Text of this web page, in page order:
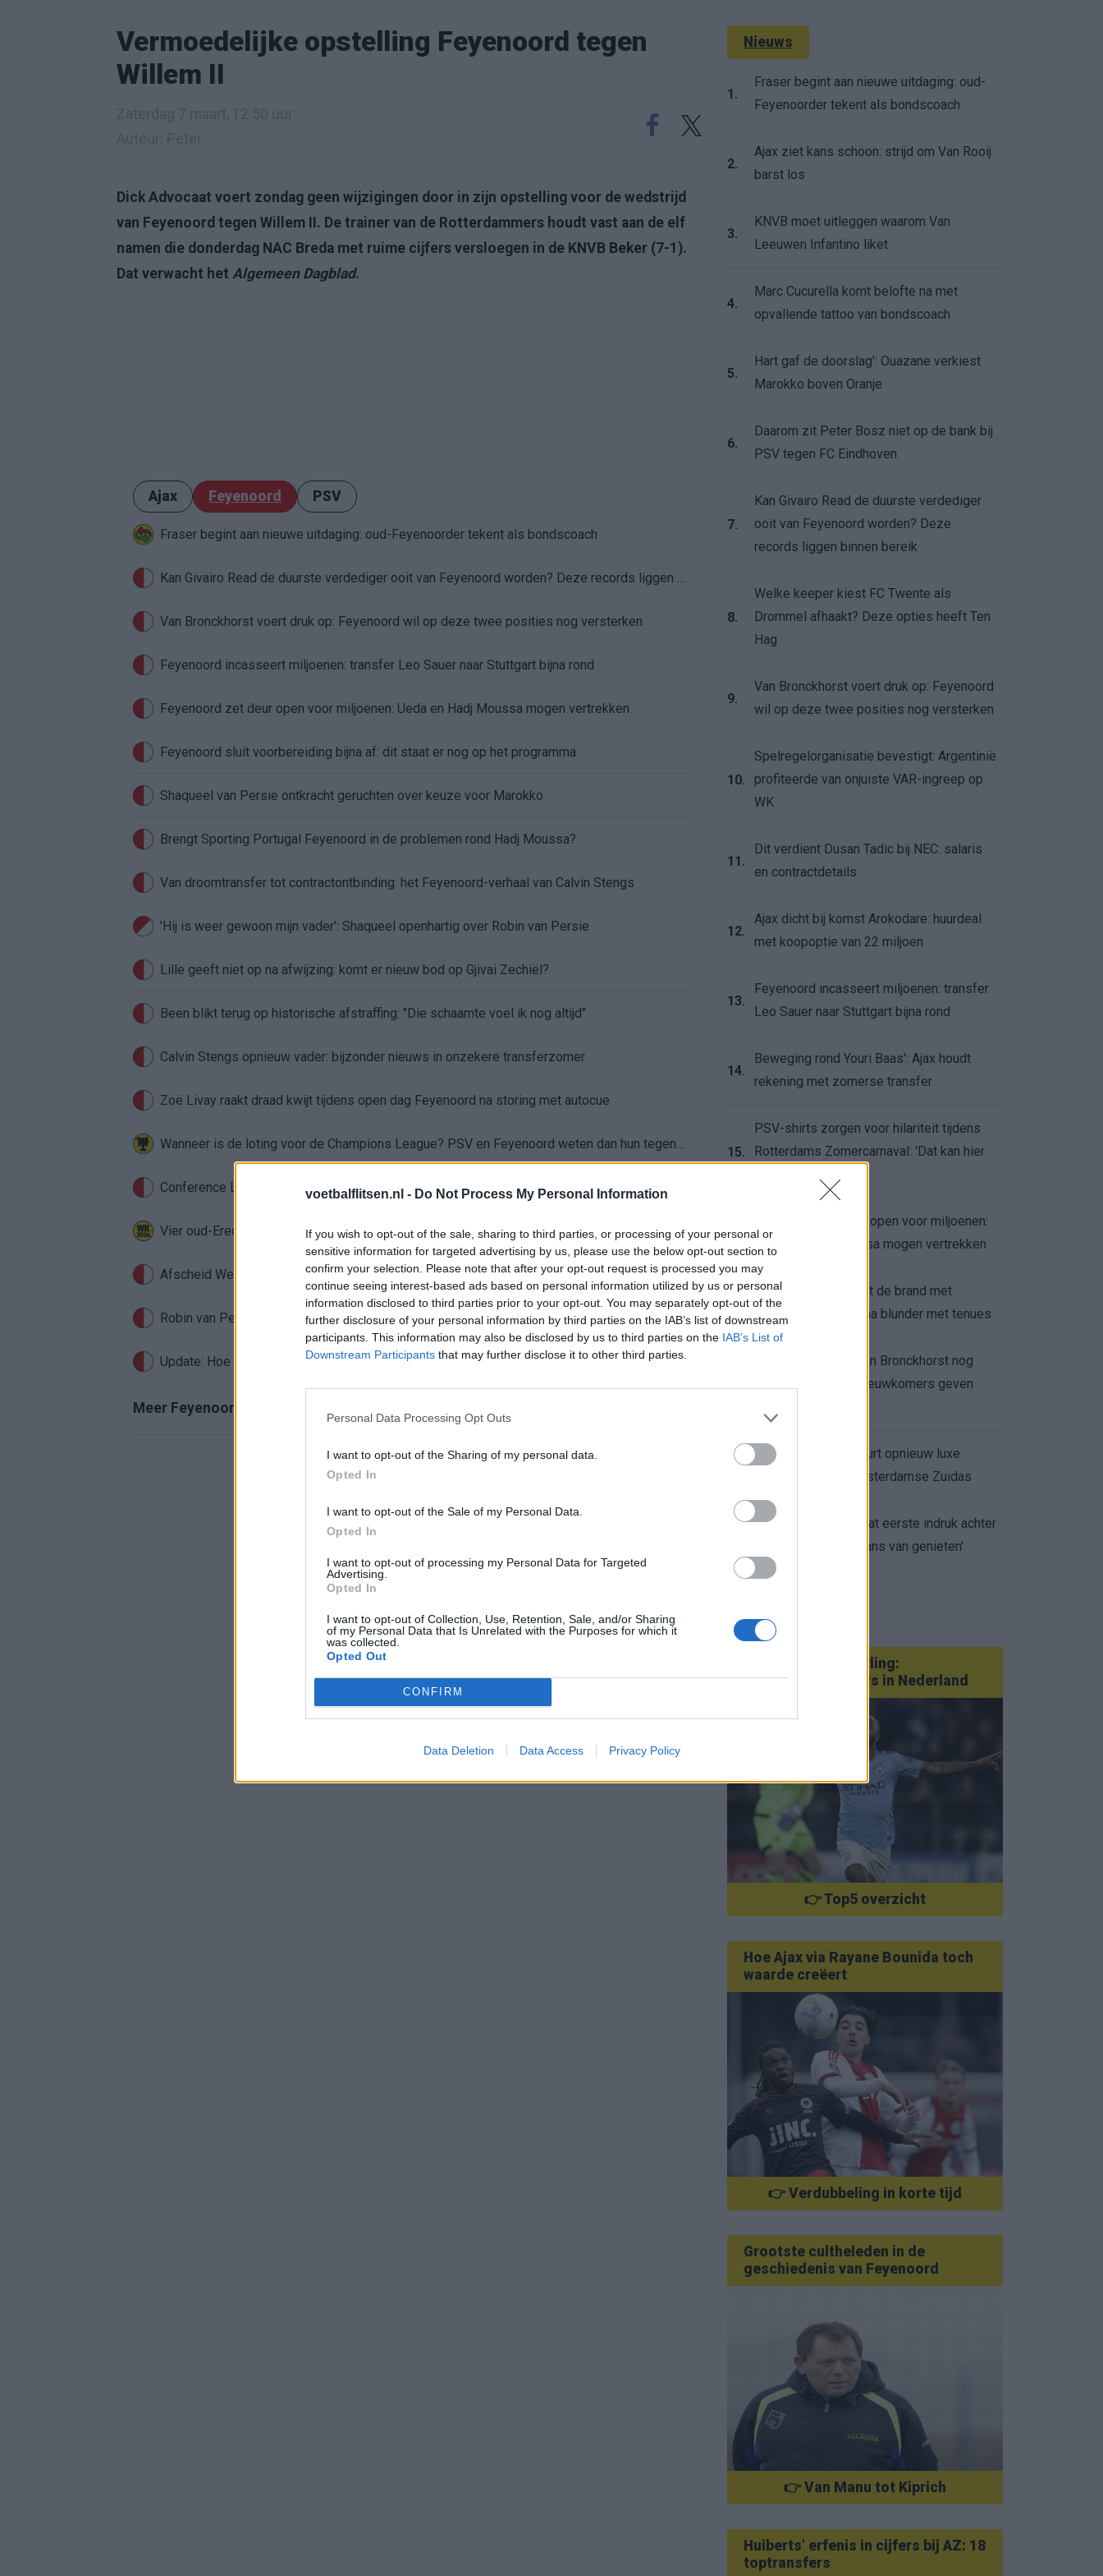
voetbalflitsen.nl - Do Not Process My Personal Information
If you wish to opt-out of the sale, sharing to third parties, or processing of your personal or
sensitive information for targeted advertising by us, please use the below opt-out section to
confirm your selection. Please note that after your opt-out request is processed you may
continue seeing interest-based ads based on personal information utilized by us or personal
information disclosed to third parties prior to your opt-out. You may separately opt-out of the
further disclosure of your personal information by third parties on the IAB’s list of downstream
participants. This information may also be disclosed by us to third parties on the IAB’s List of
Downstream Participants that may further disclose it to other third parties.
Personal Data Processing Opt Outs
I want to opt-out of the Sharing of my personal data.
Opted In
I want to opt-out of the Sale of my Personal Data.
Opted In
I want to opt-out of processing my Personal Data for Targeted
Advertising.
Opted In
I want to opt-out of Collection, Use, Retention, Sale, and/or Sharing
of my Personal Data that Is Unrelated with the Purposes for which it
was collected.
Opted Out
CONFIRM
Data Deletion Data Access Privacy Policy
Vermoedelijke opstelling Feyenoord tegen
Willem II
Dick Advocaat voert zondag geen wijzigingen door in zijn opstelling voor de wedstrijd
van Feyenoord tegen Willem II. De trainer van de Rotterdammers houdt vast aan de elf
namen die donderdag NAC Breda met ruime cijfers versloegen in de KNVB Beker (7-1).
Dat verwacht het Algemeen Dagblad.
Ajax Feyenoord PSV
Fraser begint aan nieuwe uitdaging: oud-Feyenoorder tekent als bondscoach
Van Bronckhorst voert druk op: Feyenoord wil op deze twee posities nog versterken
Feyenoord incasseert miljoenen: transfer Leo Sauer naar Stuttgart bijna rond
Feyenoord zet deur open voor miljoenen: Ueda en Hadj Moussa mogen vertrekken
Feyenoord sluit voorbereiding bijna af: dit staat er nog op het programma
Shaqueel van Persie ontkracht geruchten over keuze voor Marokko
Brengt Sporting Portugal Feyenoord in de problemen rond Hadj Moussa?
Van droomtransfer tot contractontbinding: het Feyenoord-verhaal van Calvin Stengs
'Hij is weer gewoon mijn vader': Shaqueel openhartig over Robin van Persie
Lille geeft niet op na afwijzing: komt er nieuw bod op Gjivai Zechiël?
Been blikt terug op historische afstraffing: "Die schaamte voel ik nog altijd"
Calvin Stengs opnieuw vader: bijzonder nieuws in onzekere transferzomer
Zoë Livay raakt draad kwijt tijdens open dag Feyenoord na storing met autocue
Conference League-ophef: Hamrun uitgeschakeld na omstreden strafschop zonder VAR
Vier oud-Eredivisionisten kunnen wereldkampioen worden
Afscheid Wellenreuther roept iconisch Ajax-moment weer in herinnering
Robin van Persie zwijgt al veertig dagen: waarom blijft het zo stil?
Update: Hoe gaat het nu met Royston Drenthe
Meer Feyenoord-nieuws
Nieuws
1.
Fraser begint aan nieuwe uitdaging: oud-
Feyenoorder tekent als bondscoach
2.
Ajax ziet kans schoon: strijd om Van Rooij
barst los
3.
KNVB moet uitleggen waarom Van
Leeuwen Infantino liket
4.
Marc Cucurella komt belofte na met
opvallende tattoo van bondscoach
5.
Hart gaf de doorslag': Ouazane verkiest
Marokko boven Oranje
6.
Daarom zit Peter Bosz niet op de bank bij
PSV tegen FC Eindhoven
7.
Kan Givairo Read de duurste verdediger
ooit van Feyenoord worden? Deze
records liggen binnen bereik
8.
Welke keeper kiest FC Twente als
Drommel afhaakt? Deze opties heeft Ten
Hag
9.
Van Bronckhorst voert druk op: Feyenoord
wil op deze twee posities nog versterken
10.
Spelregelorganisatie bevestigt: Argentinië
profiteerde van onjuiste VAR-ingreep op
WK
11.
Dit verdient Dusan Tadic bij NEC: salaris
en contractdetails
12.
Ajax dicht bij komst Arokodare: huurdeal
met koopoptie van 22 miljoen
13.
Feyenoord incasseert miljoenen: transfer
Leo Sauer naar Stuttgart bijna rond
14.
Beweging rond Youri Baas': Ajax houdt
rekening met zomerse transfer
15.
PSV-shirts zorgen voor hilariteit tijdens
Rotterdams Zomercarnaval: 'Dat kan hier
16.
Feyenoord zet deur open voor miljoenen:
Ueda en Hadj Moussa mogen vertrekken
17.
Ajax helpt Burnley uit de brand met
afgeknipte sokken na blunder met tenues
Feyenoord onder Van Bronckhorst nog
altijd ongeslagen: nieuwkomers geven
19.
Hakim Ziyech verhuurt opnieuw luxe
appartement op Amsterdamse Zuidas
Marcos Leonardo laat eerste indruk achter
bij Ajax: 'Hier gaan fans van genieten'
Van Götze tot Sterling:
statementtransfers in Nederland
👉 Top5 overzicht
Hoe Ajax via Rayane Bounida toch
waarde creëert
👉 Verdubbeling in korte tijd
Grootste cultheleden in de
geschiedenis van Feyenoord
👉 Van Manu tot Kiprich
Huiberts’ erfenis in cijfers bij AZ: 18
toptransfers